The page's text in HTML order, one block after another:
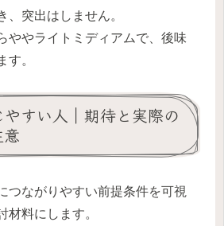
、突出はしません。
ややライトミディアムで、後味
す。
やすい人｜期待と実際の
つながりやすい前提条件を可視
材料にします。